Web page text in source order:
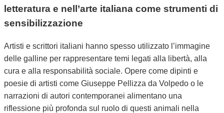
letteratura e nell’arte italiana come strumenti di
sensibilizzazione
Artisti e scrittori italiani hanno spesso utilizzato l’immagine
delle galline per rappresentare temi legati alla libertà, alla
cura e alla responsabilità sociale. Opere come dipinti e
poesie di artisti come Giuseppe Pellizza da Volpedo o le
narrazioni di autori contemporanei alimentano una
riflessione più profonda sul ruolo di questi animali nella